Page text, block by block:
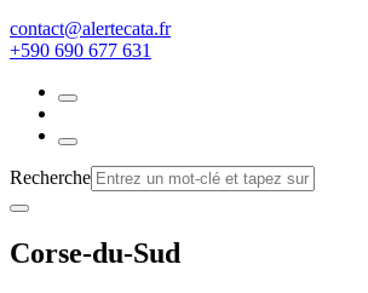
rf.atacetrela@tcatnoc
+590 690 677 631
Recherche
Corse-du-Sud